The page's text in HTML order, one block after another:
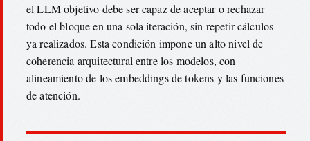
el LLM objetivo debe ser capaz de aceptar o rechazar
todo el bloque en una sola iteración, sin repetir cálculos
ya realizados. Esta condición impone un alto nivel de
coherencia arquitectural entre los modelos, con
alineamiento de los embeddings de tokens y las funciones
de atención.